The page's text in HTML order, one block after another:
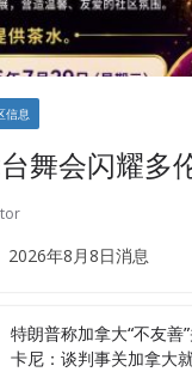
信息
舞会闪耀多
2026年8月8日消息
特朗普称加拿大“不友善
卡尼：谈判事关加拿大